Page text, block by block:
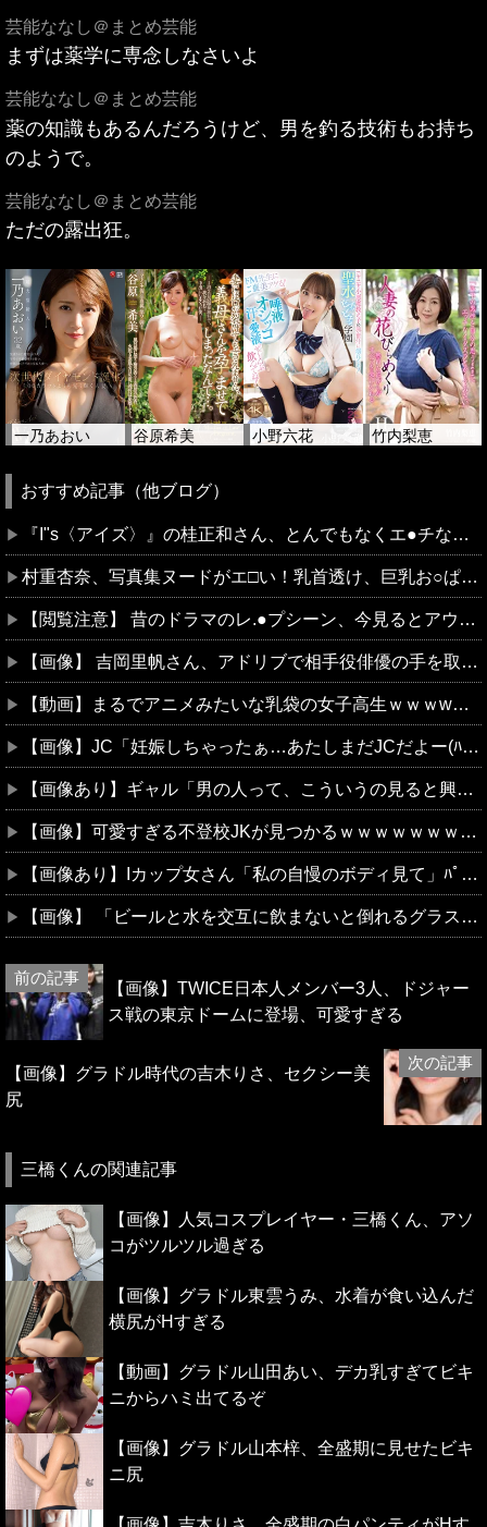
芸能ななし＠まとめ芸能
まずは薬学に専念しなさいよ
芸能ななし＠まとめ芸能
薬の知識もあるんだろうけど、男を釣る技術もお持ち
のようで。
芸能ななし＠まとめ芸能
ただの露出狂。
一乃あおい 谷原希美 小野六花 竹内梨恵
おすすめ記事（他ブログ）
『I"s〈アイズ〉』の桂正和さん、とんでもなくエ●チなパンツを描く。これもう芸術だろ
村重杏奈、写真集ヌードがエ□い！乳首透け、巨乳お○ぱいが最高過ぎる！
【閲覧注意】 昔のドラマのレ.●プシーン、今見るとアウトすぎる！
【画像】 吉岡里帆さん、アドリブで相手役俳優の手を取りお●ぱいに押し当ててしまう！
【動画】まるでアニメみたいな乳袋の女子高生ｗｗｗwｗｗｗｗｗｗｗｗ
【画像】JC「妊娠しちゃったぁ…あたしまだJCだよー(ﾊﾟｼｬｰ」
【画像あり】ギャル「男の人って、こういうの見ると興奮するんだよね笑」ﾊﾟｼｬ
【画像】可愛すぎる不登校JKが見つかるｗｗｗｗｗｗｗｗｗｗｗｗ
【画像あり】Iカップ女さん「私の自慢のボディ見て」ﾊﾟｼｬｯ
【画像】 「ビールと水を交互に飲まないと倒れるグラス」発売
【画像】TWICE日本人メンバー3人、ドジャー
ス戦の東京ドームに登場、可愛すぎる
【画像】グラドル時代の吉木りさ、セクシー美
尻
三橋くんの関連記事
【画像】人気コスプレイヤー・三橋くん、アソ
コがツルツル過ぎる
【画像】グラドル東雲うみ、水着が食い込んだ
横尻がHすぎる
【動画】グラドル山田あい、デカ乳すぎてビキ
ニからハミ出てるぞ
【画像】グラドル山本梓、全盛期に見せたビキ
ニ尻